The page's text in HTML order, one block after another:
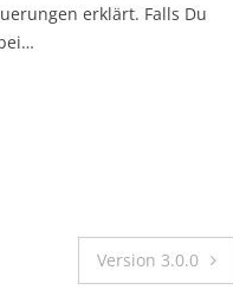
erklärt. Falls Du
Version 3.0.0